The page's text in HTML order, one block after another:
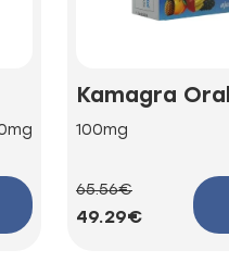
Kamagra
100mg
65.56€
49.29€